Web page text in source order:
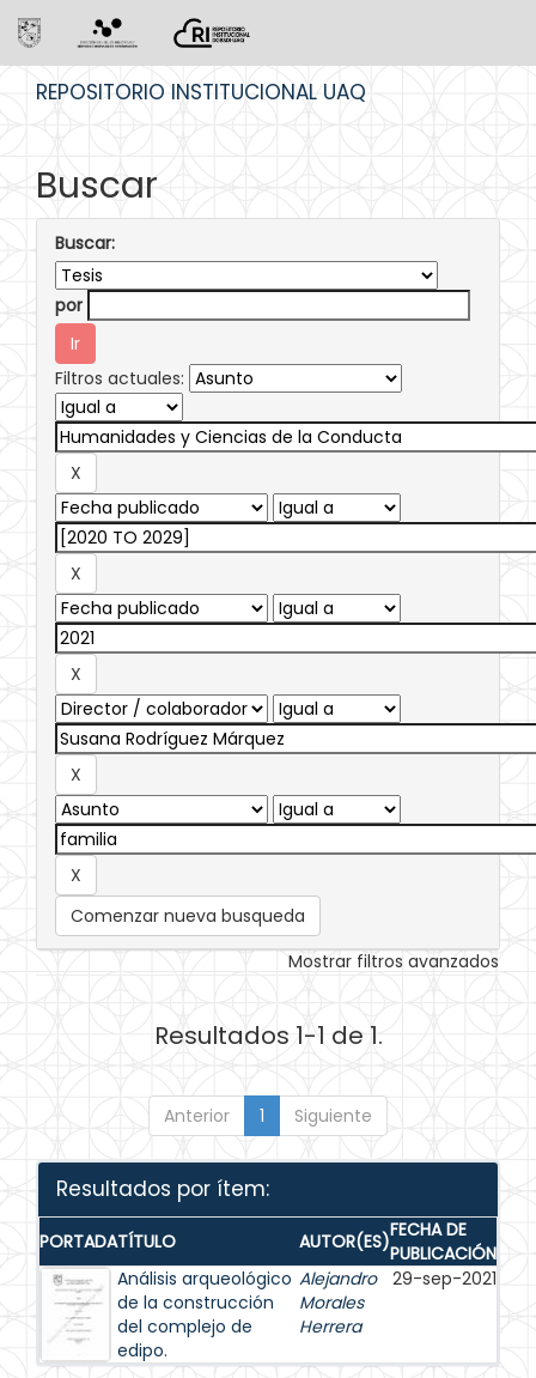
REPOSITORIO INSTITUCIONAL UAQ
Buscar
Buscar:
por
Filtros actuales:
Comenzar nueva busqueda
Mostrar filtros avanzados
Resultados 1-1 de 1.
Anterior 1 Siguiente
Resultados por ítem:
PORTADATÍTULO AUTOR(ES)FECHA DE
PUBLICACIÓN
Análisis arqueológico
de la construcción
del complejo de
edipo.
Alejandro
Morales
Herrera
29-sep-2021